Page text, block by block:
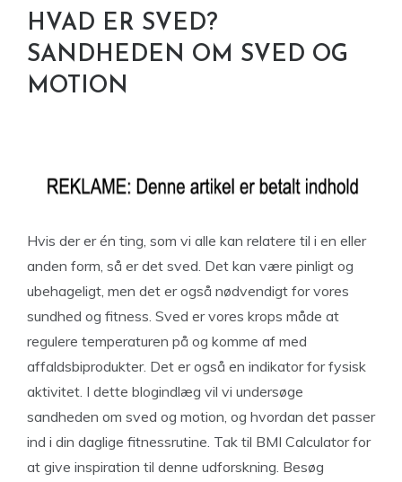
HVAD ER SVED?
SANDHEDEN OM SVED OG
MOTION
Hvis der er én ting, som vi alle kan relatere til i en eller
anden form, så er det sved. Det kan være pinligt og
ubehageligt, men det er også nødvendigt for vores
sundhed og fitness. Sved er vores krops måde at
regulere temperaturen på og komme af med
affaldsbiprodukter. Det er også en indikator for fysisk
aktivitet. I dette blogindlæg vil vi undersøge
sandheden om sved og motion, og hvordan det passer
ind i din daglige fitnessrutine. Tak til BMI Calculator for
at give inspiration til denne udforskning. Besøg